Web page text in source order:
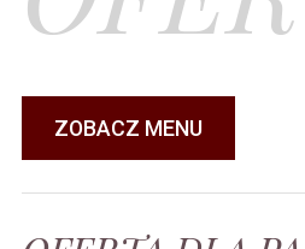
ZOBACZ MENU